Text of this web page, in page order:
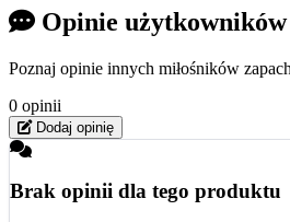
Opinie użytkowników
Poznaj opinie innych miłośników
0 opinii
Dodaj opinię
Brak opinii dla tego produktu